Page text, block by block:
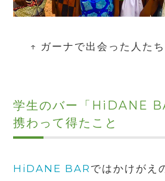
↑ ガーナで出会った人た
学生のバー「HiDANE
携わって得たこと
HiDANE BAR ではかけがえ